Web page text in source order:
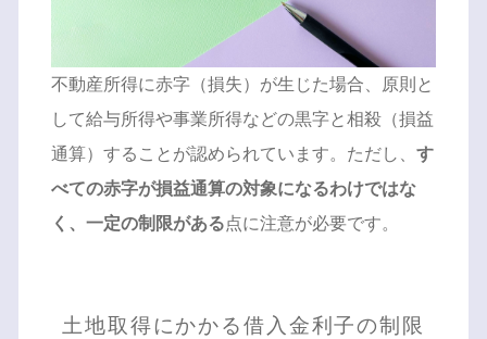
不動産所得に赤字（損失）が生じた場合、原則と
して給与所得や事業所得などの黒字と相殺（損益
通算）することが認められています。ただし、 す
べての赤字が損益通算の対象になるわけではな
く、一定の制限がある点に注意が必要です。
土地取得にかかる借入金利子の制限